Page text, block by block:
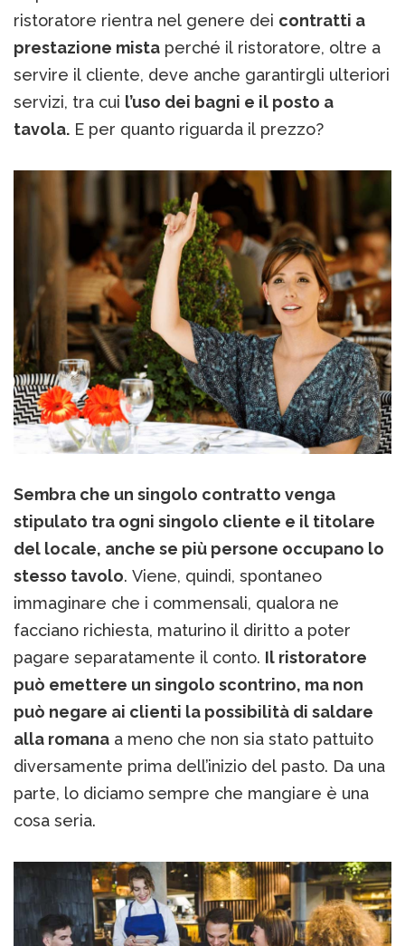
ristoratore rientra nel genere dei contratti a
prestazione mista perché il ristoratore, oltre a
servire il cliente, deve anche garantirgli ulteriori
servizi, tra cui l’uso dei bagni e il posto a
tavola. E per quanto riguarda il prezzo?
Sembra che un singolo contratto venga
stipulato tra ogni singolo cliente e il titolare
del locale, anche se più persone occupano lo
stesso tavolo. Viene, quindi, spontaneo
immaginare che i commensali, qualora ne
facciano richiesta, maturino il diritto a poter
pagare separatamente il conto. Il ristoratore
può emettere un singolo scontrino, ma non
può negare ai clienti la possibilità di saldare
alla romana a meno che non sia stato pattuito
diversamente prima dell’inizio del pasto. Da una
parte, lo diciamo sempre che mangiare è una
cosa seria.